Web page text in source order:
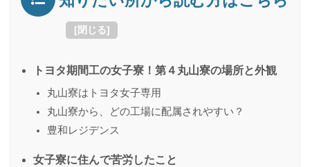
[閉じる]
トヨタ期間工の女子寮！第４丸山寮の場所と外観
丸山寮はトヨタ女子専用
丸山寮から、どの工場に配属されやすい？
豊和レジデンス
女子寮に住んで苦労したこと